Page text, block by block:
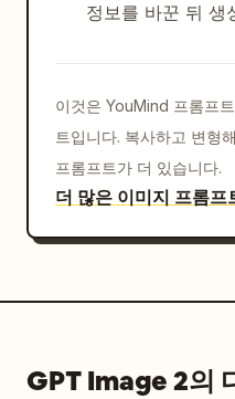
정보를 바꾼 뒤 생
이것은 YouMind 프롬프
트입니다. 복사하고 변형
프롬프트가 더 있습니다.
더 많은 이미지 프롬프
GPT Image 2의